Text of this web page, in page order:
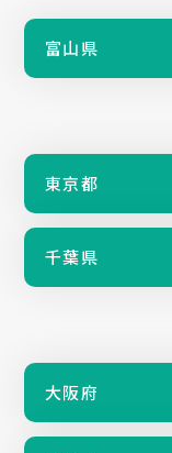
富山県
東京都
千葉県
大阪府